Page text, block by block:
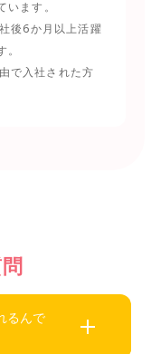
ます。
後6か月以上活躍
で入社された方
るんで